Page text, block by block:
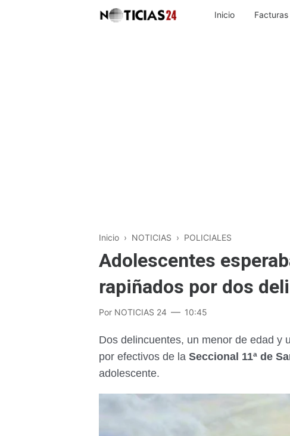
Inicio Facturas
Inicio › NOTICIAS › POLICIALES
Adolescentes
rapiñados por dos
Por NOTICIAS 24 10:45
Dos delincuentes, un menor de edad y
por efectivos de la Seccional 11ª de
adolescente.